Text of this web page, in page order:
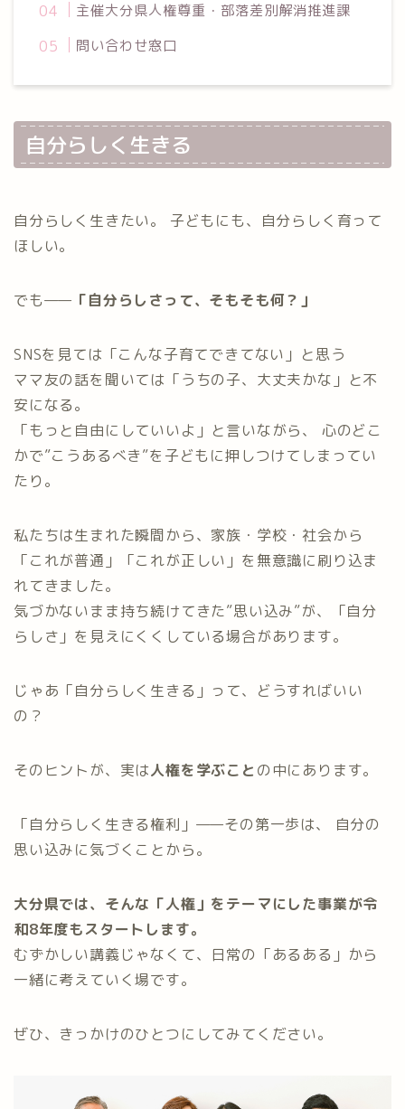
主催大分県人権尊重・部落差別解消推進課
問い合わせ窓口
自分らしく生きる
自分らしく生きたい。 子どもにも、自分らしく育って
ほしい。
でも—— 「自分らしさって、そもそも何？」
SNSを見ては「こんな子育てできてない」と思う
ママ友の話を聞いては「うちの子、大丈夫かな」と不
安になる。
「もっと自由にしていいよ」と言いながら、 心のどこ
かで”こうあるべき”を子どもに押しつけてしまってい
たり。
私たちは生まれた瞬間から、家族・学校・社会から
「これが普通」「これが正しい」を無意識に刷り込ま
れてきました。
気づかないまま持ち続けてきた”思い込み”が、「自分
らしさ」を見えにくくしている場合があります。
じゃあ「自分らしく生きる」って、どうすればいい
の？
そのヒントが、実は人権を学ぶこと の中にあります。
「自分らしく生きる権利」——その第一歩は、 自分の
思い込みに気づくことから。
大分県では、そんな「人権」をテーマにした事業が令
和8年度もスタートします。
むずかしい講義じゃなくて、日常の「あるある」から
一緒に考えていく場です。
ぜひ、きっかけのひとつにしてみてください。